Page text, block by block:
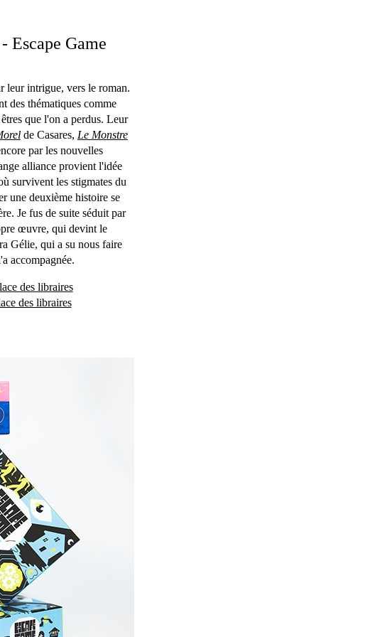
Escape Game
leur intrigue, vers le roman.
des thématiques comme
que l'on a perdus. Leur
de Casares, Le Monstre
par les nouvelles
alliance provient l'idée
survivent les stigmates du
une deuxième histoire se
Je fus de suite séduit par
œuvre, qui devint le
Gélie, qui a su nous faire
accompagnée.
des libraires
des libraires